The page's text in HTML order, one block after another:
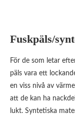
Fuskpäls/
För de som letar
päls vara ett
en viss nivå av
att de kan ha
lukt. Syntetiska